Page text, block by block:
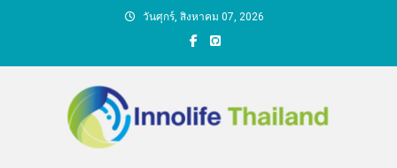
วันศุกร์, สิงหาคม 07, 2026